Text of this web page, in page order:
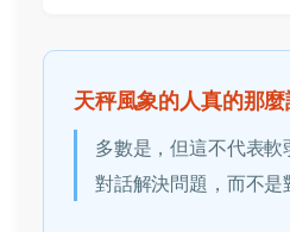
天秤風象的人真的那麼
多數是，但這不代表
對話解決問題，而不是